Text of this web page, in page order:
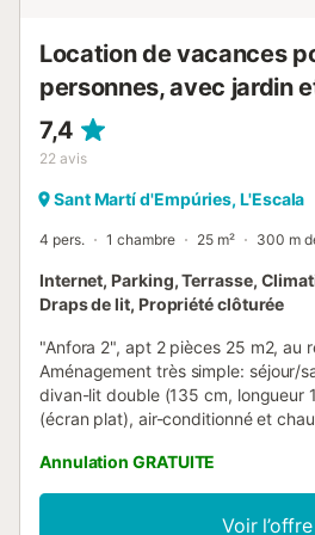
Location de vacances
personnes, avec jardin
7,4
22 avis
Sant Martí d'Empúries, L'Escala
4 pers. 1 chambre 25 m² 300 m
Internet, Parking, Terrasse,
Draps de lit, Propriété clôturée
"Anfora 2", apt 2 pièces 25 m2, au
Aménagement très simple: séjour/
divan-lit double (135 cm, longueur
(écran plat), air-conditionné et
cuisine (4 plaques vitrocéramiques,
électrique, micro-ondes, cafetière
Air-conditionné, chauffe eau (59
Annulation GRATUITE
Voir l’offre